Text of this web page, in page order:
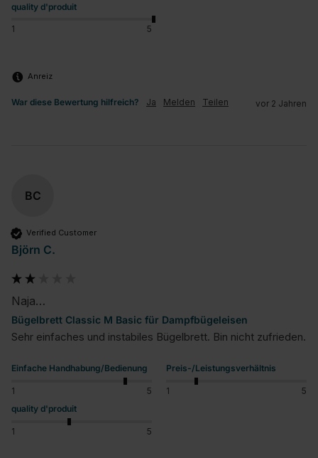
quality d'produit
1 5
Anreiz
War diese Bewertung hilfreich? Ja Melden Teilen vor 2 Jahren
BC
Verified Customer
Björn C.
Naja…
Bügelbrett Classic M Basic für Dampfbügeleisen
Sehr einfaches und instabiles Bügelbrett. Bin nicht zufrieden.
Einfache Handhabung/Bedienung
1 5
Preis-/Leistungsverhältnis
1
5
quality d'produit
1 5